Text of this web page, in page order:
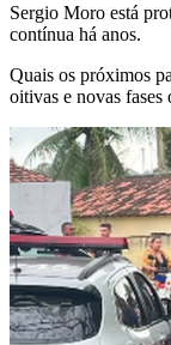
Sergio Moro está
contínua há anos.
Quais os próximos
oitivas e novas fases